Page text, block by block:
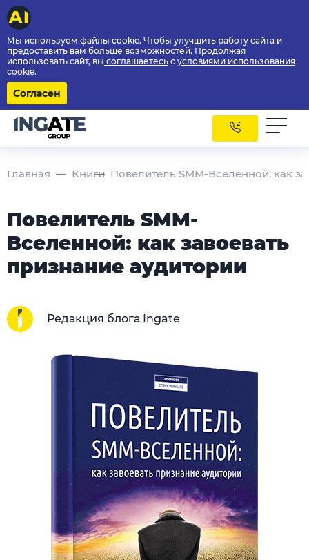
Мы используем файлы cookie. Чтобы улучшить работу сайта и
предоставить вам больше возможностей. Продолжая
использовать сайт, вы соглашаетесь с условиями использования
cookie.
Согласен
Главная Книги Повелитель SMM-Вселенной: как
Повелитель SMM-
Вселенной: как завоевать
признание аудитории
Редакция блога Ingate